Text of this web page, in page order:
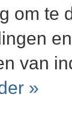
om te
van
»